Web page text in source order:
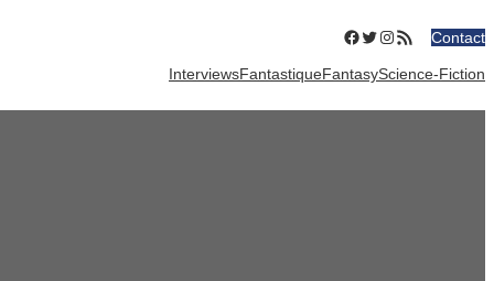
Facebook
Twitter
Instagram
Flux RSSContact
InterviewsFantastiqueFantasyScience-Fiction